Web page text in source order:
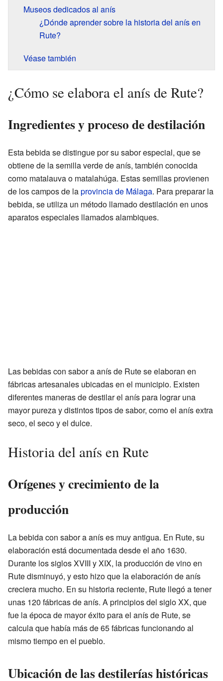
Museos dedicados al anís
¿Dónde aprender sobre la historia del anís en
Rute?
Véase también
¿Cómo se elabora el anís de Rute?
Ingredientes y proceso de destilación
Esta bebida se distingue por su sabor especial, que se
obtiene de la semilla verde de anís, también conocida
como matalauva o matalahúga. Estas semillas provienen
de los campos de laprovincia de Málaga. Para preparar la
bebida, se utiliza un método llamado destilación en unos
aparatos especiales llamados alambiques.
Las bebidas con sabor a anís de Rute se elaboran en
fábricas artesanales ubicadas en el municipio. Existen
diferentes maneras de destilar el anís para lograr una
mayor pureza y distintos tipos de sabor, como el anís extra
seco, el seco y el dulce.
Historia del anís en Rute
Orígenes y crecimiento de la
producción
La bebida con sabor a anís es muy antigua. En Rute, su
elaboración está documentada desde el año 1630.
Durante los siglos XVIII y XIX, la producción de vino en
Rute disminuyó, y esto hizo que la elaboración de anís
creciera mucho. En su historia reciente, Rute llegó a tener
unas 120 fábricas de anís. A principios del siglo XX, que
fue la época de mayor éxito para el anís de Rute, se
calcula que había más de 65 fábricas funcionando al
mismo tiempo en el pueblo.
Ubicación de las destilerías históricas